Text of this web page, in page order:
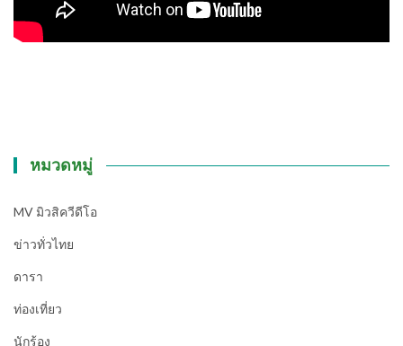
หมวดหมู่
MV มิวสิควีดีโอ
ข่าวทั่วไทย
ดารา
ท่องเที่ยว
นักร้อง